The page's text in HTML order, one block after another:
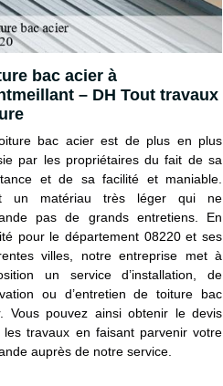
bac acier à
– DH Tout travaux
bac acier est de plus en plus
par les propriétaires du fait de sa
et de sa facilité et maniable.
un matériau très léger qui ne
pas de grands entretiens. En
pour le département 08220 et ses
villes, notre entreprise met à
un service d’installation, de
ou d’entretien de toiture bac
Vous pouvez ainsi obtenir le devis
les travaux en faisant parvenir votre
auprès de notre service.